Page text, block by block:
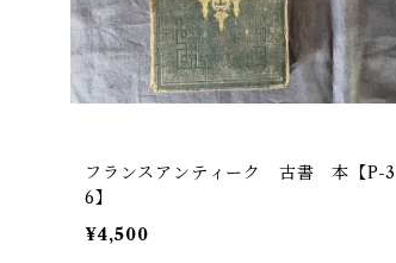
フランスアンティーク 古書 本【P-3
6】
¥4,500